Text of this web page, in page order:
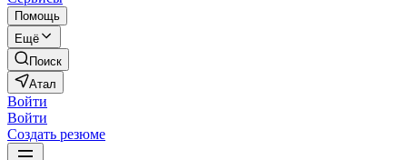
Помощь
Ещё
Поиск
Атал
Войти
Войти
Создать резюме